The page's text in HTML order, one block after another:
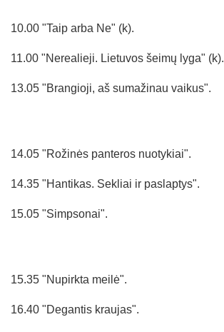
10.00 "Taip arba Ne" (k).
11.00 "Nerealieji. Lietuvos šeimų lyga" (k).
13.05 "Brangioji, aš sumažinau vaikus".
14.05 "Rožinės panteros nuotykiai".
14.35 "Hantikas. Sekliai ir paslaptys".
15.05 "Simpsonai".
15.35 "Nupirkta meilė".
16.40 "Degantis kraujas".